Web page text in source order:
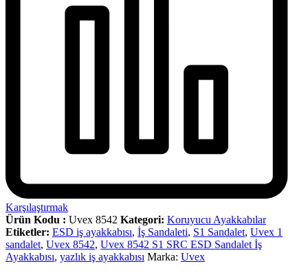
Karşılaştırmak
Ürün Kodu : Uvex 8542 Kategori: Koruyucu Ayakkabılar
Etiketler: ESD iş ayakkabısı, İş Sandaleti, S1 Sandalet, Uvex 1
sandalet, Uvex 8542, Uvex 8542 S1 SRC ESD Sandalet İş
Ayakkabısı, yazlık iş ayakkabısı Marka: Uvex